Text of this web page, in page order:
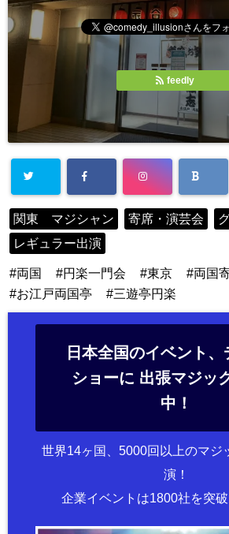
feedly
関東 マジシャン 寄席・演芸会
レギュラー出演
両国 円楽一門会 東京
両国
お江戸両国亭
三遊亭円楽
日本全国のイベント、
ショーに 出張マジ
中！
世界14ヶ国、5000回以上のマジ
演！
企業イベントは1800社を突破